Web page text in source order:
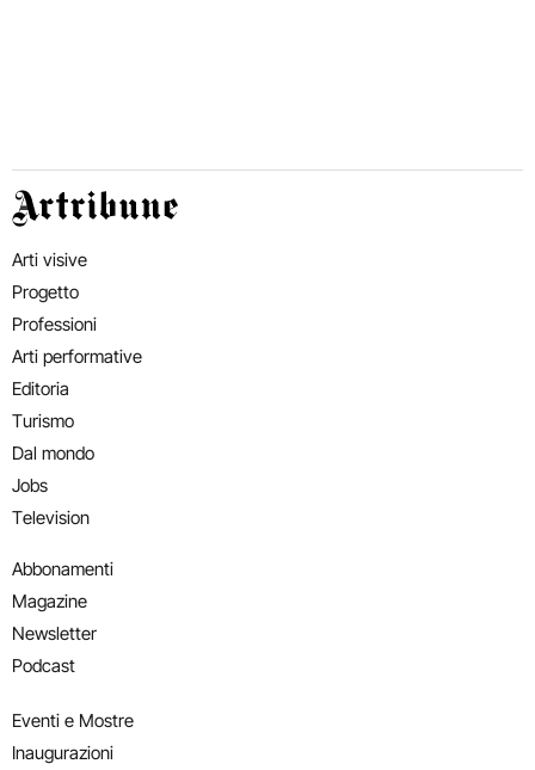
Artribune
Arti visive
Progetto
Professioni
Arti performative
Editoria
Turismo
Dal mondo
Jobs
Television
Abbonamenti
Magazine
Newsletter
Podcast
Eventi e Mostre
Inaugurazioni